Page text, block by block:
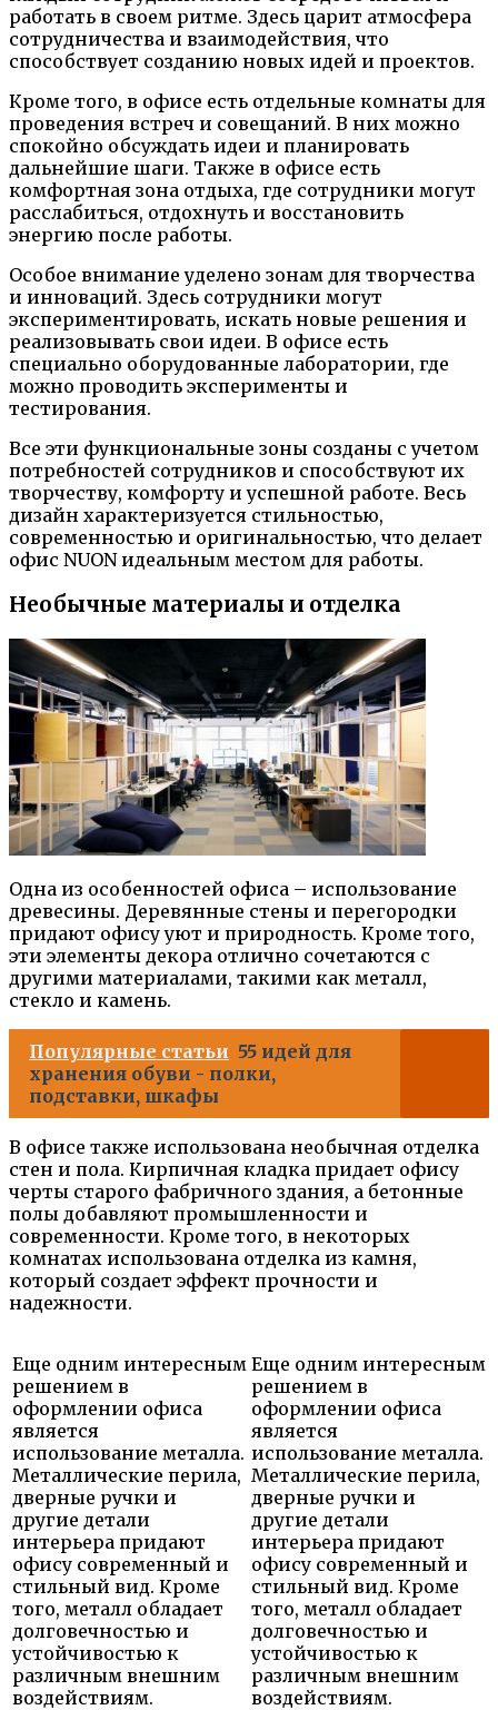
работать в своем ритме. Здесь царит атмосфера
сотрудничества и взаимодействия, что
способствует созданию новых идей и проектов.
Кроме того, в офисе есть отдельные комнаты для
проведения встреч и совещаний. В них можно
спокойно обсуждать идеи и планировать
дальнейшие шаги. Также в офисе есть
комфортная зона отдыха, где сотрудники могут
расслабиться, отдохнуть и восстановить
энергию после работы.
Особое внимание уделено зонам для творчества
и инноваций. Здесь сотрудники могут
экспериментировать, искать новые решения и
реализовывать свои идеи. В офисе есть
специально оборудованные лаборатории, где
можно проводить эксперименты и
тестирования.
Все эти функциональные зоны созданы с учетом
потребностей сотрудников и способствуют их
творчеству, комфорту и успешной работе. Весь
дизайн характеризуется стильностью,
современностью и оригинальностью, что делает
офис NUON идеальным местом для работы.
Необычные материалы и отделка
Одна из особенностей офиса – использование
древесины. Деревянные стены и перегородки
придают офису уют и природность. Кроме того,
эти элементы декора отлично сочетаются с
другими материалами, такими как металл,
стекло и камень.
Популярные статьи 55 идей для
хранения обуви - полки,
подставки, шкафы
В офисе также использована необычная отделка
стен и пола. Кирпичная кладка придает офису
черты старого фабричного здания, а бетонные
полы добавляют промышленности и
современности. Кроме того, в некоторых
комнатах использована отделка из камня,
который создает эффект прочности и
надежности.
Еще одним интересным
решением в
оформлении офиса
является
использование металла.
Металлические перила,
дверные ручки и
другие детали
интерьера придают
офису современный и
стильный вид. Кроме
того, металл обладает
долговечностью и
устойчивостью к
различным внешним
воздействиям.
Еще одним интересным
решением в
оформлении офиса
является
использование металла.
Металлические перила,
дверные ручки и
другие детали
интерьера придают
офису современный и
стильный вид. Кроме
того, металл обладает
долговечностью и
устойчивостью к
различным внешним
воздействиям.